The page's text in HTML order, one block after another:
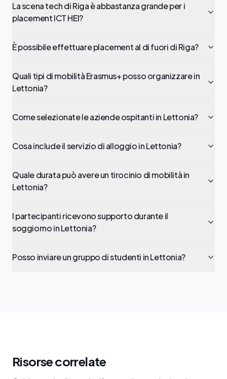
La scena tech di Riga è abbastanza grande per i
placement ICT HEI?
È possibile effettuare placement al di fuori di Riga?
Quali tipi di mobilità Erasmus+ posso organizzare in
Lettonia?
Come selezionate le aziende ospitanti in Lettonia?
Cosa include il servizio di alloggio in Lettonia?
Quale durata può avere un tirocinio di mobilità in
Lettonia?
I partecipanti ricevono supporto durante il
soggiorno in Lettonia?
Posso inviare un gruppo di studenti in Lettonia?
Risorse correlate